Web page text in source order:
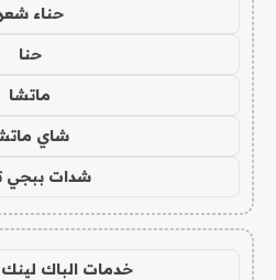
حناء شعر
حنا
ماتشا
شاي
شدات ببجي
خدمات الباك